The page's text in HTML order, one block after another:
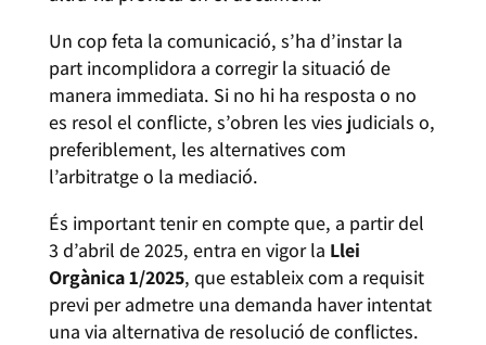
Un cop feta la comunicació, s’ha d’instar la
part incomplidora a corregir la situació de
manera immediata. Si no hi ha resposta o no
es resol el conflicte, s’obren les vies judicials o,
preferiblement, les alternatives com
l’arbitratge o la mediació.
És important tenir en compte que, a partir del
3 d’abril de 2025, entra en vigor la Llei
Orgànica 1/2025, que estableix com a requisit
previ per admetre una demanda haver intentat
una via alternativa de resolució de conflictes.